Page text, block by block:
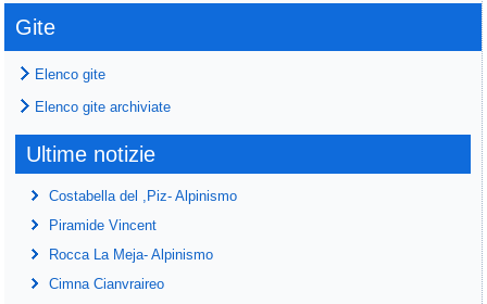
Gite
Elenco gite
Elenco gite archiviate
Ultime notizie
Costabella del ,Piz- Alpinismo
Piramide Vincent
Rocca La Meja- Alpinismo
Cimna Cianvraireo